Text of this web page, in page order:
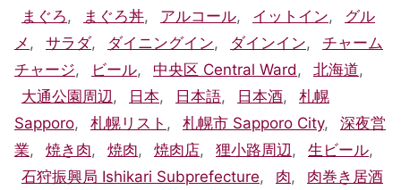
まぐろ, まぐろ丼, アルコール, イットイン,
グル
メ , サラダ, ダイニングイン, ダインイン,
チャーム
チャージ, ビール, 中央区 Central Ward, 北海道,
大通公園周辺, 日本, 日本語, 日本酒,
札幌
Sapporo, 札幌リスト , 札幌市 Sapporo City,
深夜営
業, 焼き肉, 焼肉, 焼肉店, 狸小路周辺, 生ビール,
石狩振興局 Ishikari Subprefecture, 肉,
肉巻き居酒